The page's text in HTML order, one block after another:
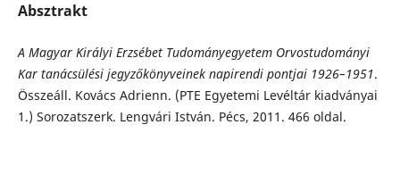
Absztrakt
A Magyar Királyi Erzsébet Tudományegyetem Orvostudományi
Kar tanácsülési jegyzőkönyveinek napirendi pontjai 1926–1951.
Összeáll. Kovács Adrienn. (PTE Egyetemi Levéltár kiadványai
1.) Sorozatszerk. Lengvári István. Pécs, 2011. 466 oldal.